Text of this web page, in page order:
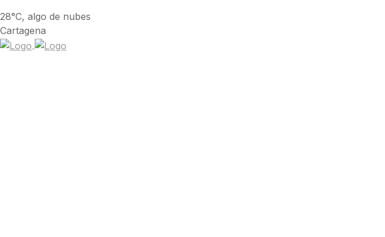
28°C, algo de nubes
Cartagena